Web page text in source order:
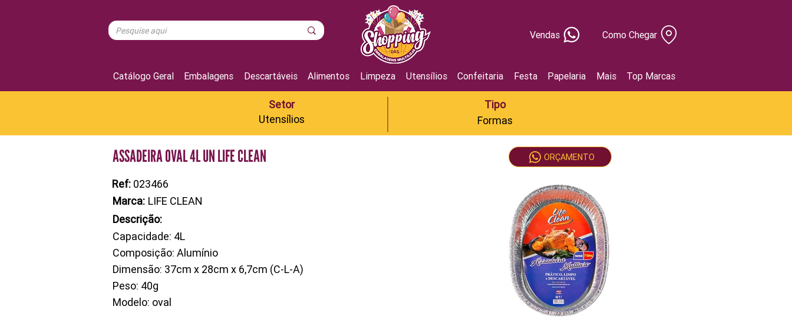
Vendas Como Chegar
Catálogo Geral Embalagens Descartáveis Alimentos Limpeza Utensílios Confeitaria Festa Papelaria Mais Top Marcas
Setor
Utensílios
Tipo
Formas
ASSADEIRA OVAL 4L UN LIFE CLEAN
Ref: 023466
Marca: LIFE CLEAN
Descrição:
Capacidade: 4L
Composição: Alumínio
Dimensão: 37cm x 28cm x 6,7cm (C-L-A)
Peso: 40g
Modelo: oval
ORÇAMENTO